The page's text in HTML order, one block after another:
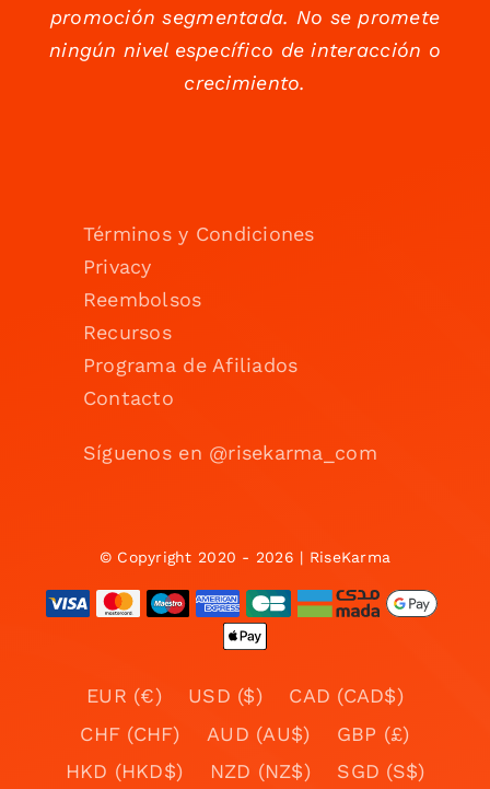
promoción segmentada. No se promete
ningún nivel específico de interacción o
crecimiento.
Términos y Condiciones
Privacy
Reembolsos
Recursos
Programa de Afiliados
Contacto
Síguenos en @risekarma_com
© Copyright 2020 - 2026 | RiseKarma
EUR (€) USD ($)
CAD (CAD$)
CHF (CHF)
AUD (AU$)
GBP (£)
HKD (HKD$)
NZD (NZ$)
SGD (S$)